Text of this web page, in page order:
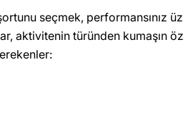
seçmek, performansınız
aktivitenin türünden kumaşın